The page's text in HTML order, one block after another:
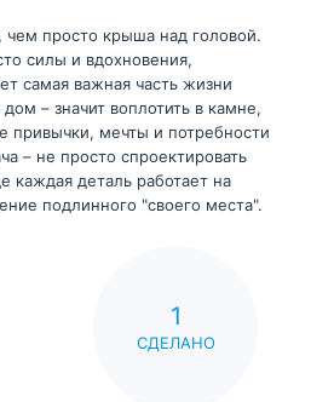
просто крыша над головой.
силы и вдохновения,
самая важная часть жизни
– значит воплотить в камне,
привычки, мечты и потребности
– не просто спроектировать
каждая деталь работает на
подлинного "своего места".
1
СДЕЛАНО